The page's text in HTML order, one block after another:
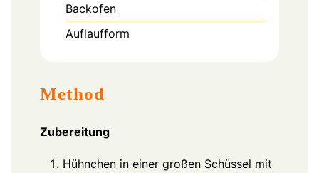
Backofen
Auflaufform
Method
Zubereitung
Hühnchen in einer großen Schüssel mit